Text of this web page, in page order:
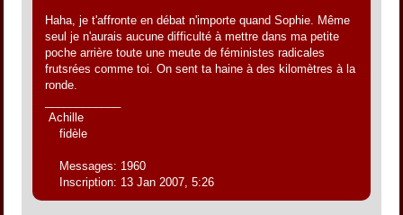
Haha, je t'affronte en débat n'importe quand Sophie. Même
seul je n'aurais aucune difficulté à mettre dans ma petite
poche arrière toute une meute de féministes radicales
frutsrées comme toi. On sent ta haine à des kilomètres à la
ronde.
Achille
fidèle
Messages: 1960
Inscription: 13 Jan 2007, 5:26